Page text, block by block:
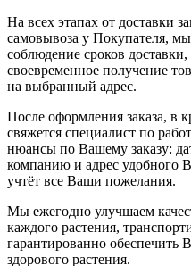
На всех этапах от доставки
самовывоза у Покупателя,
соблюдение сроков
своевременное получение
на выбранный адрес.
После оформления заказа, в
свяжется специалист по
нюансы по Вашему заказу:
компанию и адрес удобного
учтёт все Ваши пожелания.
Мы ежегодно улучшаем
каждого растения,
гарантированно обеспечить
здорового растения.